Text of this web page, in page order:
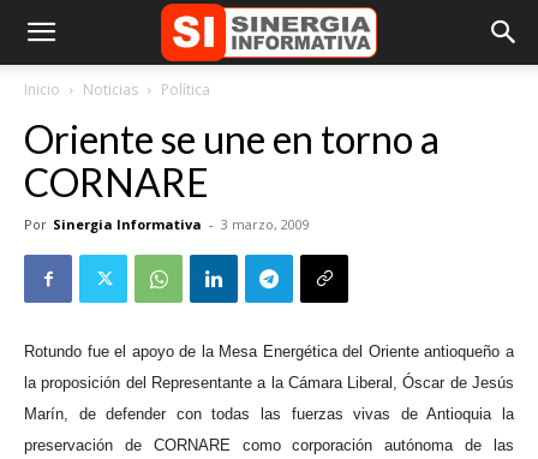
Inicio Noticias Política
Oriente se une en torno a
CORNARE
Por Sinergia Informativa - 3 marzo, 2009
Rotundo fue el apoyo de la Mesa Energética del Oriente antioqueño a
la proposición del Representante a la Cámara Liberal, Óscar de Jesús
Marín, de defender con todas las fuerzas vivas de Antioquia la
preservación de CORNARE como corporación autónoma de las